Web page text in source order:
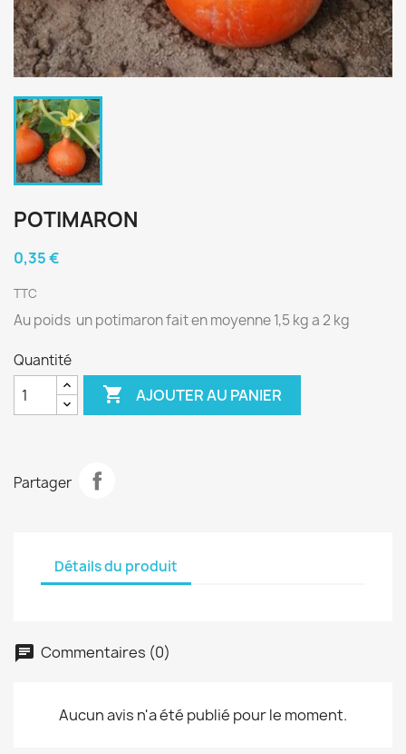
POTIMARON
0,35 €
TTC
Au poids un potimaron fait en moyenne 1,5 kg a 2 kg
Quantité
 AJOUTER AU PANIER
Partager
Détails du produit
Commentaires (0)
Aucun avis n'a été publié pour le moment.